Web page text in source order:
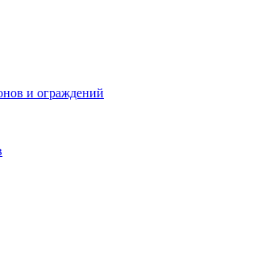
и ограждений